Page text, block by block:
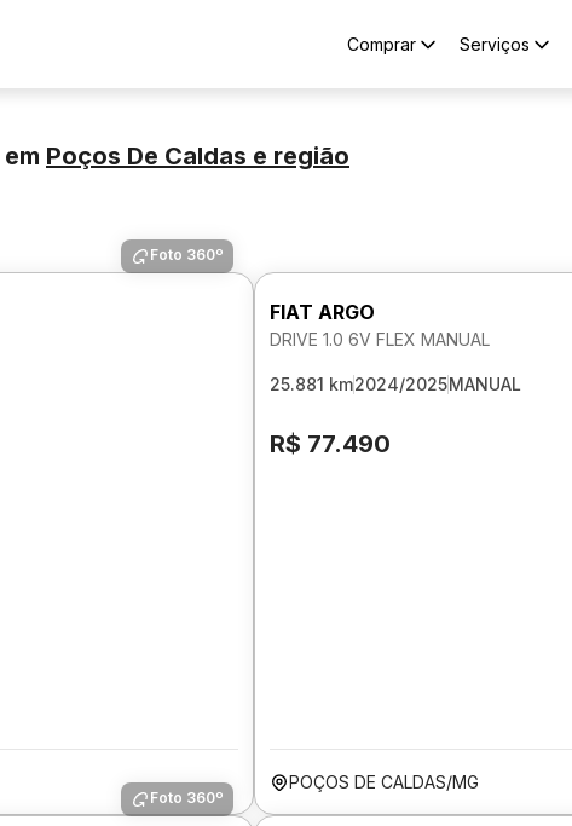
Comprar Serviços
em Poços De Caldas e região
Foto 360º
FIAT ARGO
DRIVE 1.0 6V FLEX MANUAL
25.881 km2024/2025MANUAL
R$ 77.490
POÇOS DE CALDAS/MG
Foto 360º